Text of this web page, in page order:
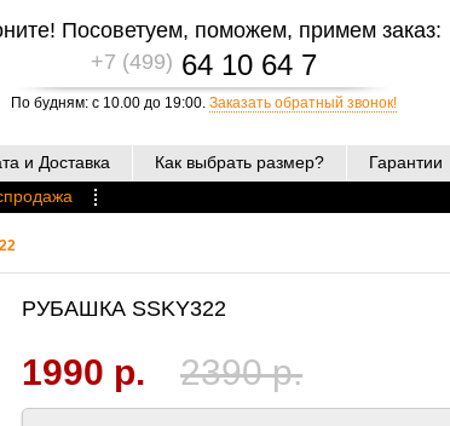
Посоветуем, поможем, примем заказ:
+7 (499) 64 10 64 7
По будням: с 10.00 до 19:00. Заказать обратный звонок!
и Доставка Как выбрать размер? Гарантии
РУБАШКА SSKY322
1990 р. 2390 р.